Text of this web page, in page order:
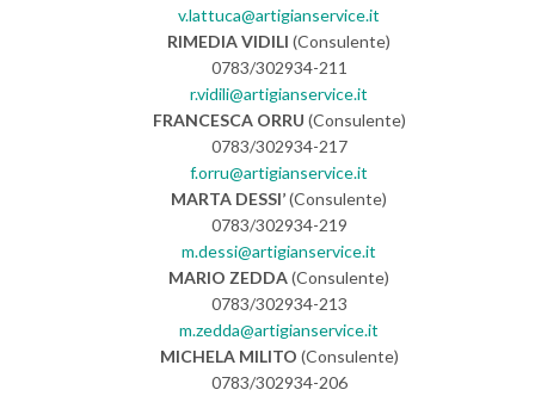
v.lattuca@artigianservice.it
RIMEDIA VIDILI (Consulente)
0783/302934-211
r.vidili@artigianservice.it
FRANCESCA ORRU (Consulente)
0783/302934-217
f.orru@artigianservice.it
MARTA DESSI’(Consulente)
0783/302934-219
m.dessi@artigianservice.it
MARIO ZEDDA(Consulente)
0783/302934-213
m.zedda@artigianservice.it
MICHELA MILITO (Consulente)
0783/302934-206